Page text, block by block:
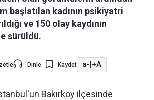
başlatılan kadının psikiyatri
ve 150 olay kaydının
sürüldü.
Dinle Kaydet a- +A
Bakırköy ilçesinde